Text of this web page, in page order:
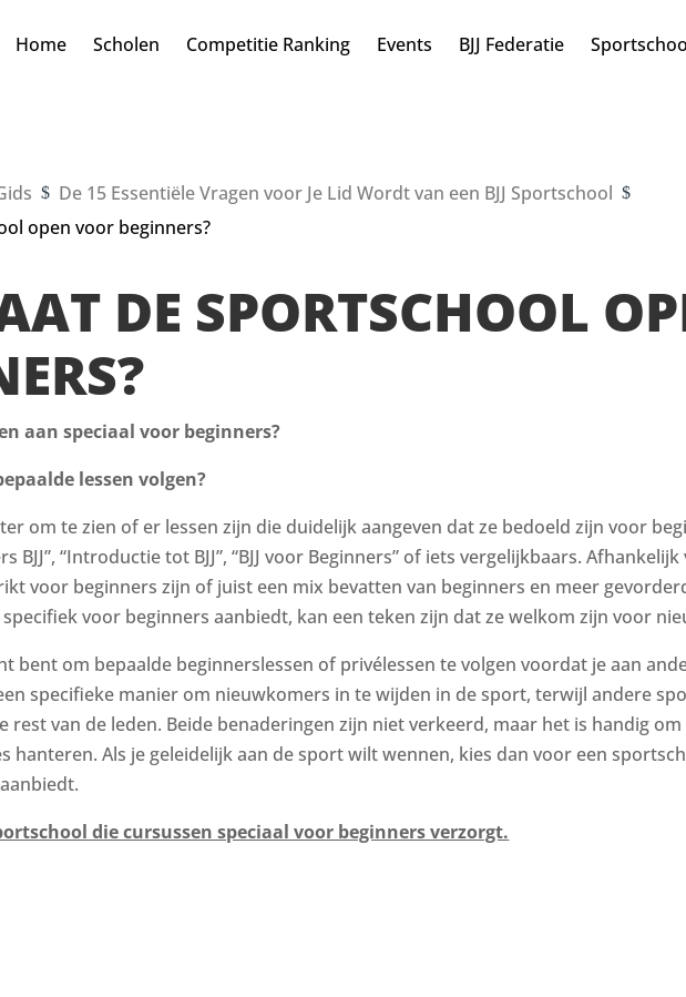
Home Scholen Competitie Ranking Events BJJ Federatie
$ De 15 Essentiële Vragen voor Je Lid Wordt van een BJJ Sportschool $
open voor beginners?
DE SPORTSCHOOL
aan speciaal voor beginners?
lessen volgen?
om te zien of er lessen zijn die duidelijk aangeven dat ze bedoeld zijn voor
BJJ”, “Introductie tot BJJ”, “BJJ voor Beginners” of iets vergelijkbaars.
voor beginners zijn of juist een mix bevatten van beginners en meer
voor beginners aanbiedt, kan een teken zijn dat ze welkom zijn voor
bent om bepaalde beginnerslessen of privélessen te volgen voordat je aan
specifieke manier om nieuwkomers in te wijden in de sport, terwijl andere
rest van de leden. Beide benaderingen zijn niet verkeerd, maar het is handig
hanteren. Als je geleidelijk aan de sport wilt wennen, kies dan voor een
die cursussen speciaal voor beginners verzorgt.